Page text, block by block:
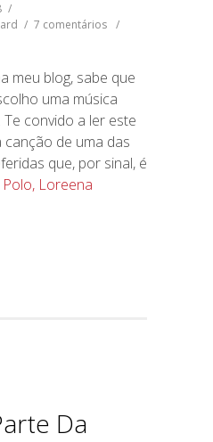
/
/ 7 comentários /
meu blog, sabe que
uma música
convido a ler este
de uma das
que, por sinal, é
Loreena
Da